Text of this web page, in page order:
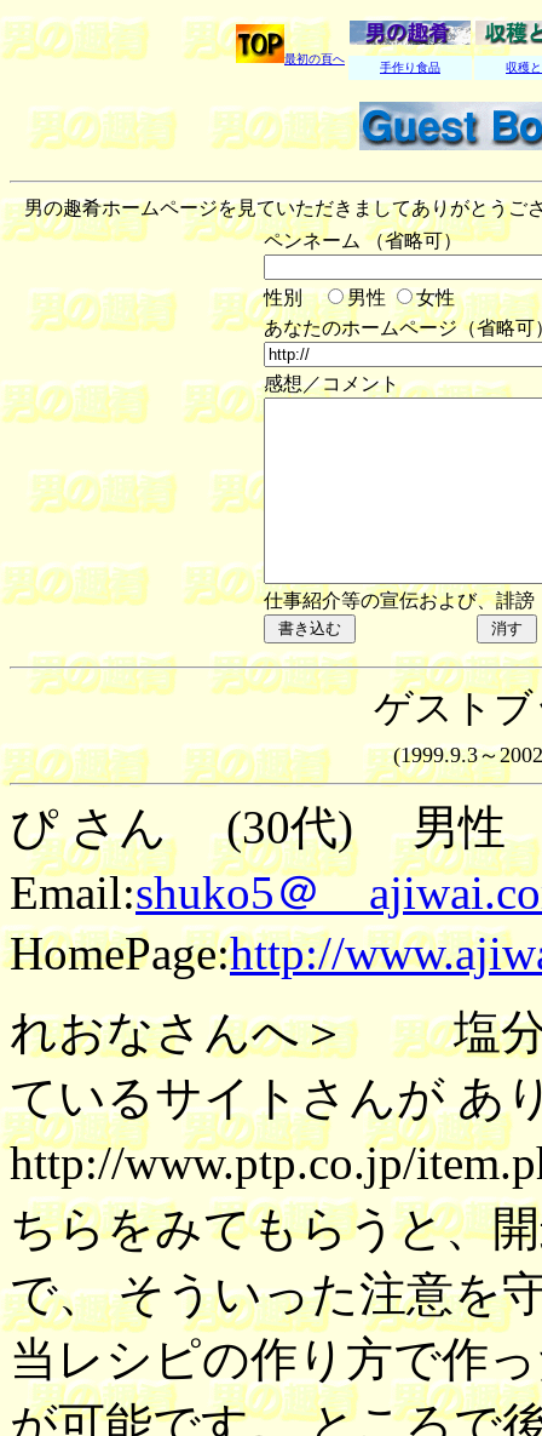
最初の頁へ
手作り食品 収穫
男の趣肴ホームページを見ていただきましてありがとう
ペンネーム （省略可）
性別 男性
女性
あなたのホームページ（省略可
感想／コメント
仕事紹介等の宣伝および、誹
ゲスト
(1999.9.3～
ぴ さん (30代) 男性
Email:shuko5＠
HomePage:http://
れおなさんへ＞ 塩分
ているサイトさんが あ
http://www.ptp.co.jp/
ちらをみてもらうと、
で、 そういった注意を
当レシピの作り方で作
が可能です。 ところで